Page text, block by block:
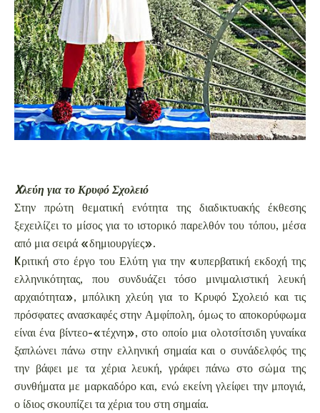
Xλεύη για το Κρυφό Σχολειό
Στην πρώτη θεματική ενότητα της διαδικτυακής έκθεσης
ξεχειλίζει το μίσος για το ιστορικό παρελθόν του τόπου, μέσα
από μια σειρά «δημιουργίες».
Kριτική στο έργο του Ελύτη για την «υπερβατική εκδοχή της
ελληνικότητας, που συνδυάζει τόσο μινιμαλιστική λευκή
αρχαιότητα», μπόλικη χλεύη για το Κρυφό Σχολειό και τις
πρόσφατες ανασκαφές στην Αμφίπολη, όμως το αποκορύφωμα
είναι ένα βίντεο-«τέχνη», στο οποίο μια ολοτσίτσιδη γυναίκα
ξαπλώνει πάνω στην ελληνική σημαία και ο συνάδελφός της
την βάφει με τα χέρια λευκή, γράφει πάνω στο σώμα της
συνθήματα με μαρκαδόρο και, ενώ εκείνη γλείφει την μπογιά,
ο ίδιος σκουπίζει τα χέρια του στη σημαία.